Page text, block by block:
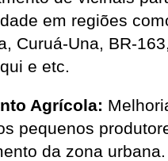
em regiões
Curuá-Una, BR-
e etc.
Agrícola:
pequenos
da zona urbana.